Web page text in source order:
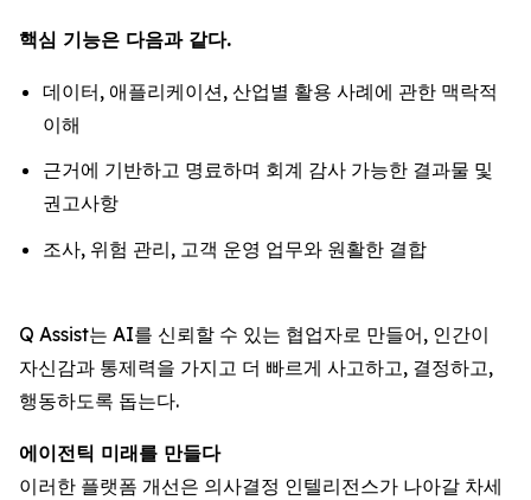
핵심 기능은 다음과 같다.
데이터, 애플리케이션, 산업별 활용 사례에 관한 맥락적
이해
근거에 기반하고 명료하며 회계 감사 가능한 결과물 및
권고사항
조사, 위험 관리, 고객 운영 업무와 원활한 결합
Q Assist는 AI를 신뢰할 수 있는 협업자로 만들어, 인간이
자신감과 통제력을 가지고 더 빠르게 사고하고, 결정하고,
행동하도록 돕는다.
에이전틱 미래를 만들다
이러한 플랫폼 개선은 의사결정 인텔리전스가 나아갈 차세